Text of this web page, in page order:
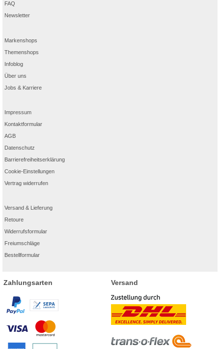
FAQ
Newsletter
Markenshops
Themenshops
Infoblog
Über uns
Jobs & Karriere
Impressum
Kontaktformular
AGB
Datenschutz
Barrierefreiheitserklärung
Cookie-Einstellungen
Vertrag widerrufen
Versand & Lieferung
Retoure
Widerrufsformular
Freiumschläge
Bestellformular
Zahlungsarten Versand